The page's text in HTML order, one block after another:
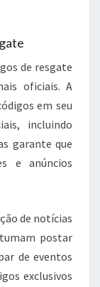
de resgate
oficiais. A
em seu
incluindo
garante que
e anúncios
de notícias
postar
de eventos
exclusivos